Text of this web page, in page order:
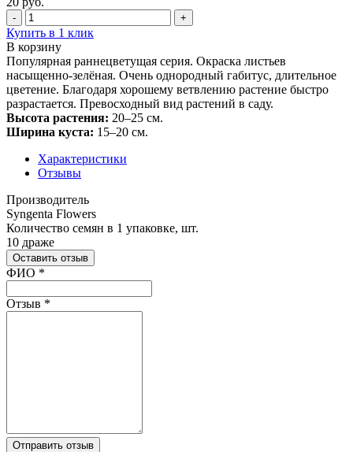
- +
Купить в 1 клик
В корзину
Популярная раннецветущая серия. Окраска листьев
насыщенно-зелёная. Очень однородный габитус, длительное
цветение. Благодаря хорошему ветвлению растение быстро
разрастается. Превосходный вид растений в саду.
Высота растения: 20–25 см.
Ширина куста: 15–20 см.
Характеристики
Отзывы
Производитель
Syngenta Flowers
Количество семян в 1 упаковке, шт.
10 драже
Оставить отзыв
Ваш отзыв был отправлен!
ФИО *
Отзыв *
Отправить отзыв